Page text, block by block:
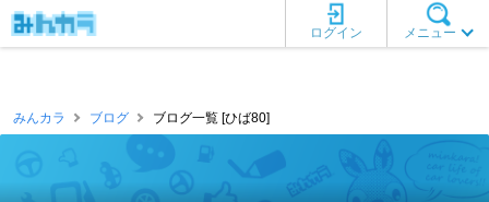
メニュー
ログイン
みんカラ ブログ ブログ一覧 [ひば80]